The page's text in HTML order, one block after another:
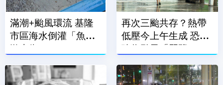
滿潮+颱風環流 基隆
市區海水倒灌「魚兒
游上街」
再次三颱共存？熱帶
低壓今上午生成 恐增
強為颱風「琵鷺」